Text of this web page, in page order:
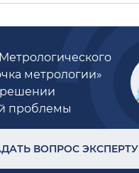
метрологии»
решении
проблемы
ВОПРОС ЭКСПЕРТУ